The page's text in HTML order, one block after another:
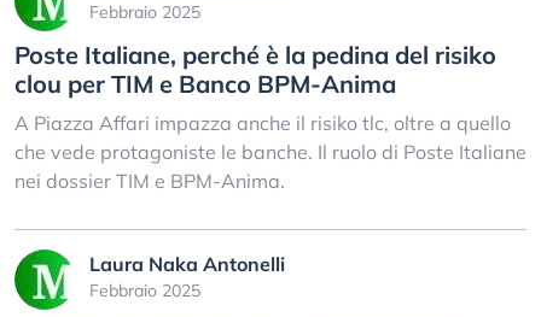
Febbraio 2025
Poste Italiane, perché è la pedina del risiko
clou per TIM e Banco BPM-Anima
A Piazza Affari impazza anche il risiko tlc, oltre a quello
che vede protagoniste le banche. Il ruolo di Poste Italiane
nei dossier TIM e BPM-Anima.
Laura Naka Antonelli
Febbraio 2025